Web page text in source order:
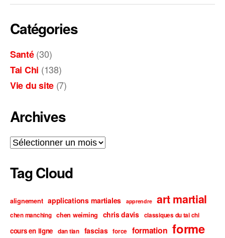
Catégories
Santé(30)
Tai Chi (138)
Vie du site (7)
Archives
Archives
Tag Cloud
alignement applications martiales apprendre art martial
chen manching chen weiming chris davis classiques du tai chi
cours en ligne dan tian fascias force formation forme